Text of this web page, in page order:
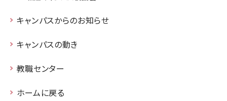
キャンパスからのお知らせ
キャンパスの動き
教職センター
ホームに戻る